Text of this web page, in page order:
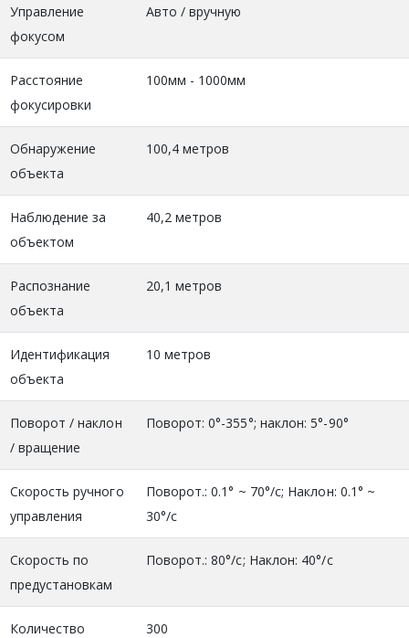
Управление
фокусом
Авто / вручную
Расстояние
фокусировки
100мм - 1000мм
Обнаружение
объекта
100,4 метров
Наблюдение за
объектом
40,2 метров
Распознание
объекта
20,1 метров
Идентификация
объекта
10 метров
Поворот / наклон
/ вращение
Поворот: 0°-355°; наклон: 5°-90°
Скорость ручного
управления
Поворот.: 0.1° ~ 70°/с; Наклон: 0.1° ~
30°/с
Скорость по
предустановкам
Поворот.: 80°/с; Наклон: 40°/с
Количество
300